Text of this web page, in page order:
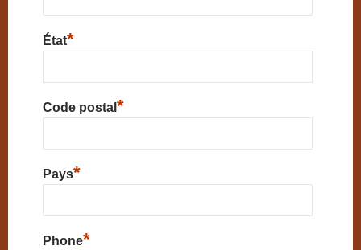
État*
Code postal *
Pays*
Phone*